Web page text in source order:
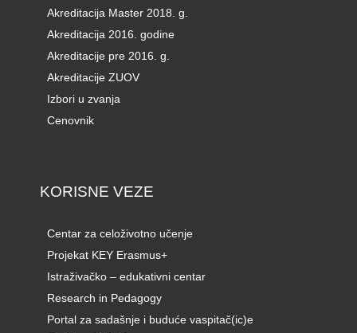
Akreditacija Master 2018. g.
Akreditacija 2016. godine
Akreditacije pre 2016. g.
Akreditacije ZUOV
Izbori u zvanja
Cenovnik
KORISNE VEZE
Centar za celoživotno učenje
Projekat KEY Erasmus+
Istraživačko – edukativni centar
Research in Pedagogy
Portal za sadašnje i buduće vaspitač(ic)e